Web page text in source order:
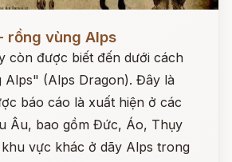
rồng vùng Alps
còn được biết đến dưới cách
Alps" (Alps Dragon). Đây là
báo cáo là xuất hiện ở các
Âu, bao gồm Đức, Áo, Thụy
vực khác ở dãy Alps trong